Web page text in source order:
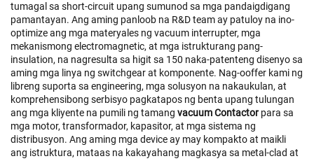
tumagal sa short-circuit upang sumunod sa mga pandaigdigang
pamantayan. Ang aming panloob na R&D team ay patuloy na ino-
optimize ang mga materyales ng vacuum interrupter, mga
mekanismong electromagnetic, at mga istrukturang pang-
insulation, na nagresulta sa higit sa 150 naka-patenteng disenyo sa
aming mga linya ng switchgear at komponente. Nag-ooffer kami ng
libreng suporta sa engineering, mga solusyon na nakaukulan, at
komprehensibong serbisyo pagkatapos ng benta upang tulungan
ang mga kliyente na pumili ng tamang vacuum Contactor para sa
mga motor, transformador, kapasitor, at mga sistema ng
distribusyon. Ang aming mga device ay may kompakto at maikli
ang istruktura, mataas na kakayahang magkasya sa metal-clad at